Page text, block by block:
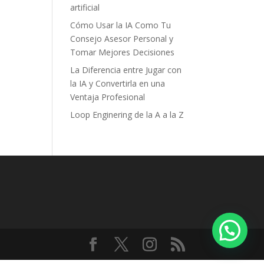
artificial
Cómo Usar la IA Como Tu
Consejo Asesor Personal y
Tomar Mejores Decisiones
La Diferencia entre Jugar con
la IA y Convertirla en una
Ventaja Profesional
Loop Enginering de la A a la Z